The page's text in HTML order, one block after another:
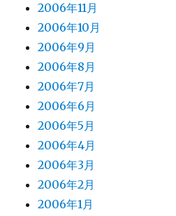
2006年11月
2006年10月
2006年9月
2006年8月
2006年7月
2006年6月
2006年5月
2006年4月
2006年3月
2006年2月
2006年1月